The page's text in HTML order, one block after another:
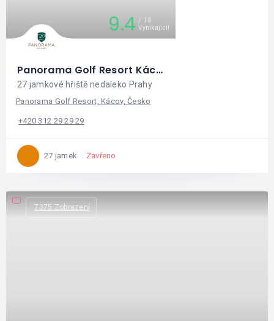
9.4 10
Vynikající!
Panorama Golf Resort Kácov
27 jamkové hřiště nedaleko Prahy
Panorama Golf Resort, Kácov, Česko
+420 312 29 29 29
27 jamek Zavřeno
7375 Zobrazení